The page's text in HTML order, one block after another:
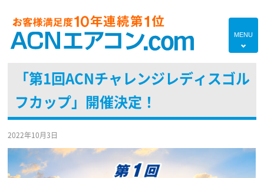
MENU
4
HOME
プランのご紹介
エアコン対応エリア
エアコンあれこれ
初めての方へ
「第1回ACNチャレンジレディスゴル
フカップ」開催決定！
2022年10月3日